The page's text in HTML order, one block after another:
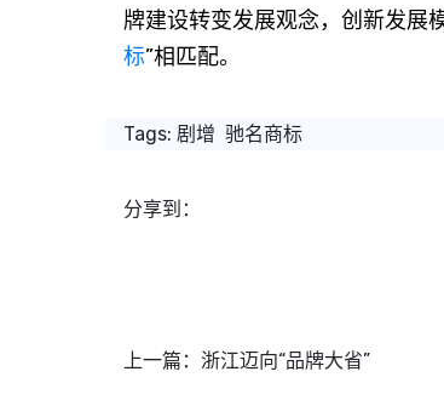
牌建设转变发展观念，创新发展
标”相匹配。
Tags: 剧增 驰名商标
分享到：
上一篇： 浙江迈向“品牌大省”